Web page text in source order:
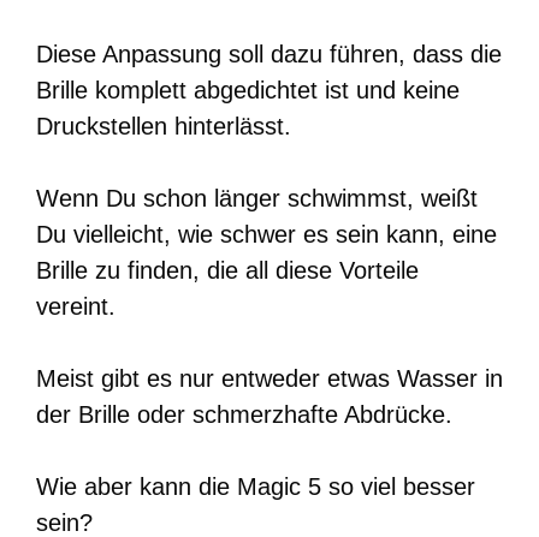
Diese Anpassung soll dazu führen, dass die
Brille komplett abgedichtet ist und keine
Druckstellen hinterlässt.
Wenn Du schon länger schwimmst, weißt
Du vielleicht, wie schwer es sein kann, eine
Brille zu finden, die all diese Vorteile
vereint.
Meist gibt es nur entweder etwas Wasser in
der Brille oder schmerzhafte Abdrücke.
Wie aber kann die Magic 5 so viel besser
sein?